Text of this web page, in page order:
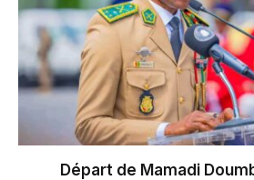
Départ de Mamadi